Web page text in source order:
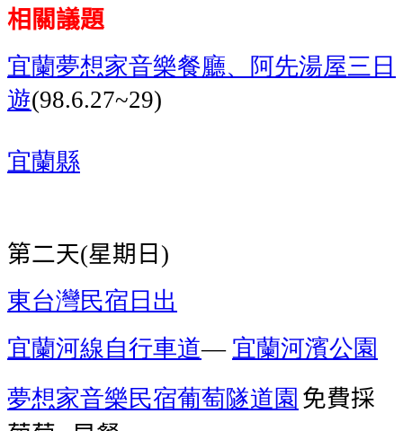
相關議題
宜蘭夢想家音樂餐廳、阿先湯屋三日
遊(98.6.27~29)
宜蘭縣
第二天(星期日)
東台灣民宿日出
宜蘭河線自行車道— 宜蘭河濱公園
夢想家音樂民宿葡萄隧道園免費採